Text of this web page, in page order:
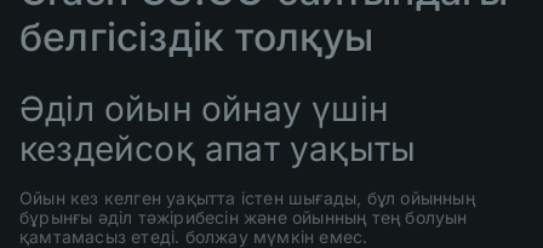
белгісіздік толқуы
Әділ ойын ойнау үшін
кездейсоқ апат уақыты
Ойын кез келген уақытта істен шығады, бұл ойынның
бұрынғы әділ тәжірибесін және ойынның тең болуын
қамтамасыз етеді. болжау мүмкін емес.